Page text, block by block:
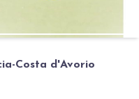
Costa d'Avorio